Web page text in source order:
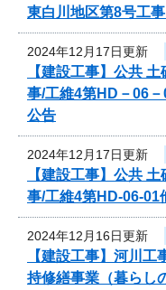
東白川地区第8号工
2024年12月17日更新
【建設工事】公共
事/工維4第HD－06
公告
2024年12月17日更新
【建設工事】公共
事/工維4第HD-06-01
2024年12月16日更新
【建設工事】河川
持修繕事業（暮らし